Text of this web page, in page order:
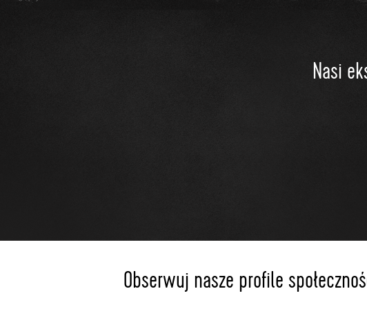
Nasi
Obserwuj nasze profile